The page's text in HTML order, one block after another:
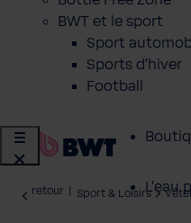
BWT et le sport
Sport
Sports d'hiver
Football
L'eau
retour Sport & Loisirs